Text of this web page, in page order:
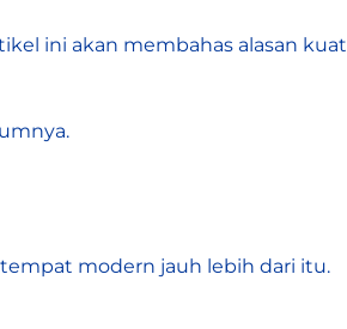
ini akan membahas alasan kuat
modern jauh lebih dari itu.